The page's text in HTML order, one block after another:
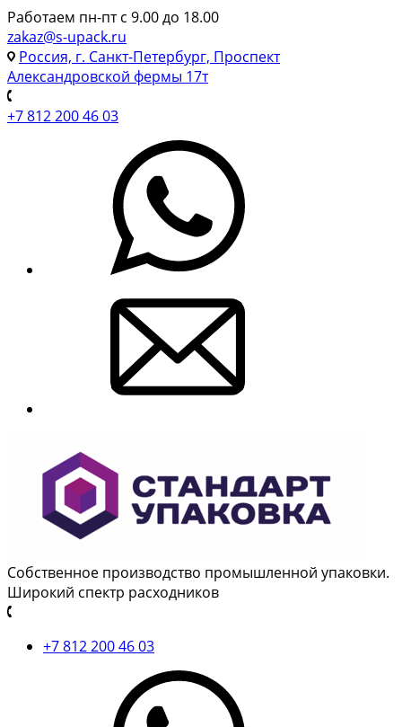
Работаем пн-пт с 9.00 до 18.00
zakaz@s-upack.ru
Россия, г. Санкт-Петербург, Проспект
Александровской фермы 17т
+7 812 200 46 03
Собственное производство промышленной упаковки.
Широкий спектр расходников
+7 812 200 46 03